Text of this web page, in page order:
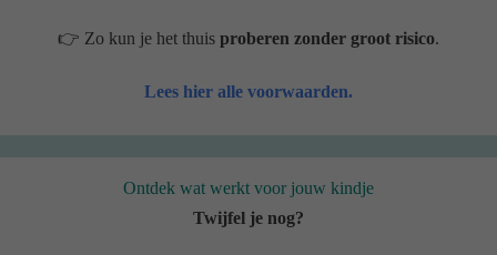
👉 Zo kun je het thuis proberen zonder groot risico.
Lees hier alle voorwaarden.
Ontdek wat werkt voor jouw kindje
Twijfel je nog?